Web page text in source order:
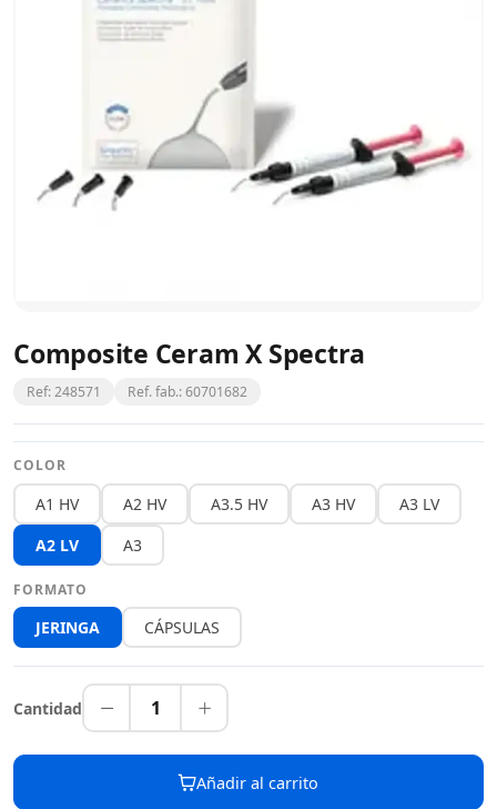
Composite Ceram X Spectra
Ref: 248571 Ref. fab.: 60701682
COLOR
A1 HV A2 HV A3.5 HV A3 HV
A3 LV
A2 LV
A3
FORMATO
JERINGA CÁPSULAS
Cantidad 1
Añadir al carrito